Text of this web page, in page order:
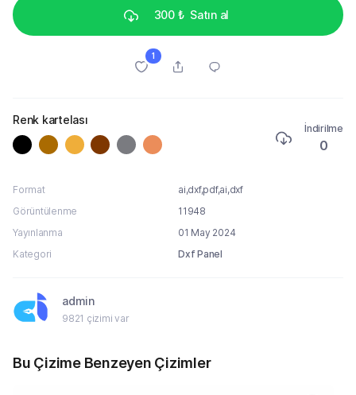
300 ₺ Satın al
1
Renk kartelası
İndirilme
0
Format
ai,dxf,pdf,ai,dxf
Görüntülenme
11948
Yayınlanma
01 May 2024
Kategori
Dxf Panel
admin
9821 çizimi var
Bu Çizime Benzeyen Çizimler